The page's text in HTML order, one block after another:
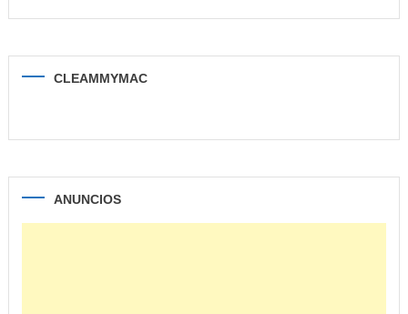
CLEAMMYMAC
ANUNCIOS